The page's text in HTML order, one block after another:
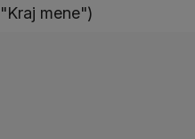
mene")